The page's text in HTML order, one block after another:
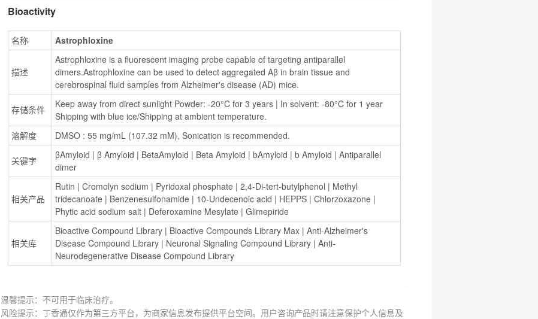
Bioactivity
名称 Astrophloxine
描述
Astrophloxine is a fluorescent imaging probe capable of targeting antiparallel
dimers.Astrophloxine can be used to detect aggregated Aβ in brain tissue and
cerebrospinal fluid samples from Alzheimer's disease (AD) mice.
存储条件
Keep away from direct sunlight Powder: -20°C for 3 years | In solvent: -80°C for 1 year
Shipping with blue ice/Shipping at ambient temperature.
溶解度
DMSO : 55 mg/mL (107.32 mM), Sonication is recommended.
关键字 βAmyloid | β Amyloid | BetaAmyloid | Beta Amyloid | bAmyloid | b Amyloid | Antiparallel
dimer
相关产品
Rutin | Cromolyn sodium | Pyridoxal phosphate | 2,4-Di-tert-butylphenol | Methyl
tridecanoate | Benzenesulfonamide | 10-Undecenoic acid | HEPPS | Chlorzoxazone
Phytic acid sodium salt | Deferoxamine Mesylate | Glimepiride
相关库
Bioactive Compound Library | Bioactive Compounds Library Max | Anti-Alzheimer's
Disease Compound Library | Neuronal Signaling Compound Library | Anti-
Neurodegenerative Disease Compound Library
温馨提示：不可用于临床治疗。
风险提示：丁香通仅作为第三方平台，为商家信息发布提供平台空间。用户咨询产品时请注意保护个人信息及